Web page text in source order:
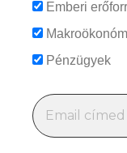
Emberi
Pénzügyek